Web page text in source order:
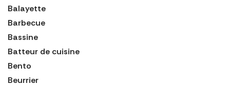
Balayette
Barbecue
Bassine
Batteur de cuisine
Bento
Beurrier